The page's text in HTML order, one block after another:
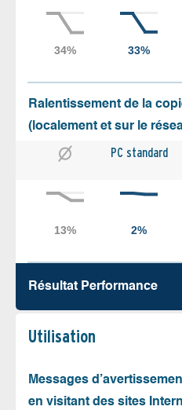
Ralentissement de la
(localement et sur le
PC standard
Résultat Performance
Utilisation
Messages
en visitant des sites